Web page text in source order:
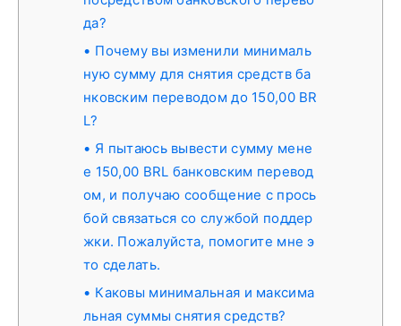
да?
Почему вы изменили минималь
ную сумму для снятия средств ба
нковским переводом до 150,00 BR
L?
Я пытаюсь вывести сумму мене
е 150,00 BRL банковским перевод
ом, и получаю сообщение с прось
бой связаться со службой поддер
жки. Пожалуйста, помогите мне э
то сделать.
Каковы минимальная и максима
льная суммы снятия средств?